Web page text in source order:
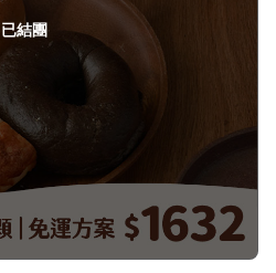
已結團